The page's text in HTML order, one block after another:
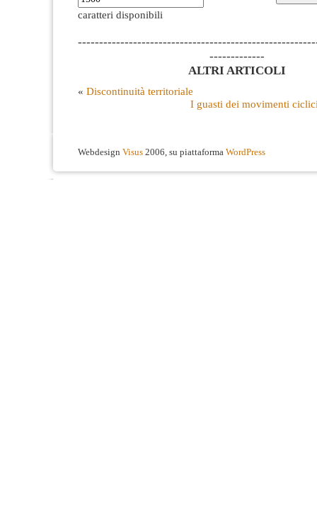
caratteri disponibili
-------------
ALTRI ARTICOLI
« Discontinuità territoriale
I guasti dei movimenti
Webdesign Visus 2006, su piattaforma WordPress